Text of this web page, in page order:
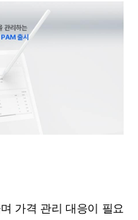
가격 관리 대응이 필요